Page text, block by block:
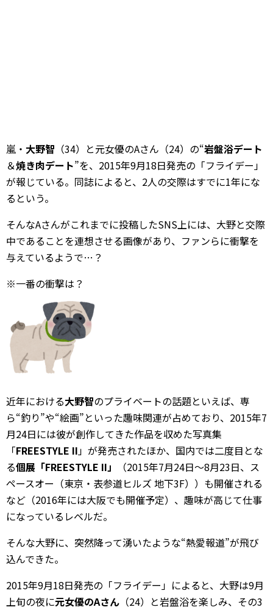
嵐・ 大野智 （34）と元女優のAさん（24）の“岩盤浴デート
＆焼き肉デート”を、2015年9月18日発売の「フライデー」
が報じている。同誌によると、2人の交際はすでに1年にな
るという。
そんなAさんがこれまでに投稿したSNS上には、大野と交際
中であることを連想させる画像があり、ファンらに衝撃を
与えているようで…？
※一番の衝撃は？
近年における大野智のプライベートの話題といえば、専
ら“釣り”や“絵画”といった趣味関連が占めており、2015年7
月24日には彼が創作してきた作品を収めた写真集
「FREESTYLE II」が発売されたほか、国内では二度目とな
る個展「FREESTYLE II」
（2015年7月24日～8月23日、ス
ペースオー（東京・表参道ヒルズ 地下3F））も開催される
など（2016年には大阪でも開催予定）、趣味が高じて仕事
になっているレベルだ。
そんな大野に、突然降って湧いたような“熱愛報道”が飛び
込んできた。
2015年9月18日発売の「フライデー」によると、大野は9月
上旬の夜に元女優のAさん （24）と岩盤浴を楽しみ、その3